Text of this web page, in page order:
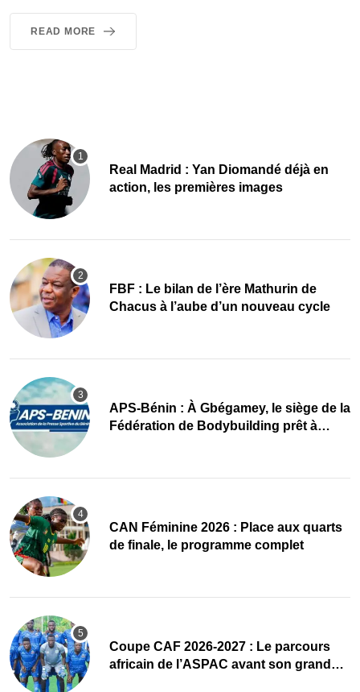
READ MORE
Real Madrid : Yan Diomandé déjà en
action, les premières images
FBF : Le bilan de l’ère Mathurin de
Chacus à l’aube d’un nouveau cycle
APS-Bénin : À Gbégamey, le siège de la
Fédération de Bodybuilding prêt à
CAN Féminine 2026 : Place aux quarts
de finale, le programme complet
Coupe CAF 2026-2027 : Le parcours
africain de l’ASPAC avant son grand